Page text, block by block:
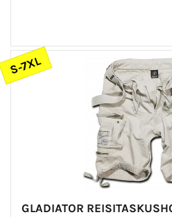
S-7XL
GLADIATOR